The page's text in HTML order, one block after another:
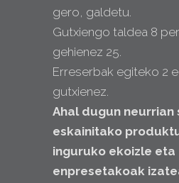
gero, galdetu.
Gutxiengo taldea 8
gehienez 25.
Erreserbak egiteko 2
gutxienez.
Ahal dugun neurrian
eskainitako
inguruko ekoizle eta
enpresetakoak